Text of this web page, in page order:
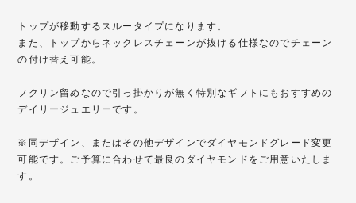
トップが移動するスルータイプになります。
また、トップからネックレスチェーンが抜ける仕様なのでチェーン
の付け替え可能。
フクリン留めなので引っ掛かりが無く特別なギフトにもおすすめの
デイリージュエリーです。
※同デザイン、またはその他デザインでダイヤモンドグレード変更
可能です。ご予算に合わせて最良のダイヤモンドをご用意いたしま
す。